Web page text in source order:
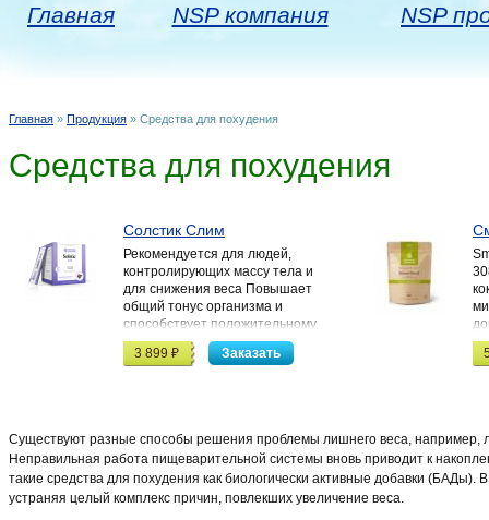
Главная NSP компания NSP
Вы здесь
Главная » Продукция » Средства для похудения
Средства для похудения
Солстик Слим
Рекомендуется для людей,
контролирующих массу тела и
для снижения веса Повышает
общий тонус организма и
способствует положительному
эмоциональному состоянию
Способствует выведению
3 899 ₽
Существуют разные способы решения проблемы лишнего веса, например,
Неправильная работа пищеварительной системы вновь приводит к
такие средства для похудения как биологически активные добавки
устраняя целый комплекс причин, повлекших увеличение веса.